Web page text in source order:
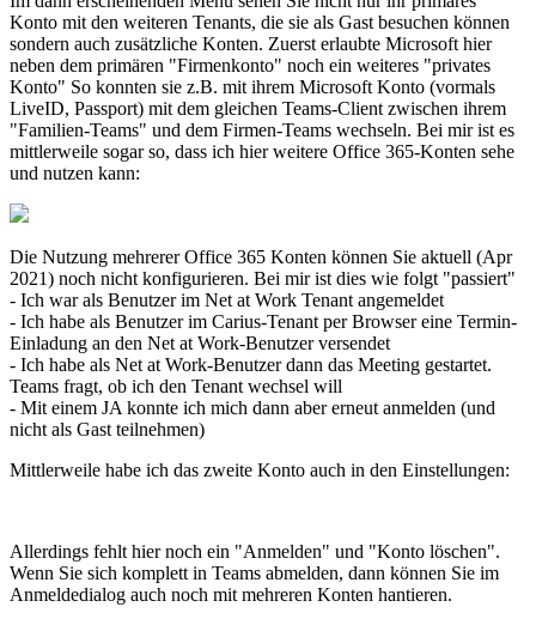
Konto mit den weiteren Tenants, die sie als Gast besuchen können
sondern auch zusätzliche Konten. Zuerst erlaubte Microsoft hier
neben dem primären "Firmenkonto" noch ein weiteres "privates
Konto" So konnten sie z.B. mit ihrem Microsoft Konto (vormals
LiveID, Passport) mit dem gleichen Teams-Client zwischen ihrem
"Familien-Teams" und dem Firmen-Teams wechseln. Bei mir ist es
mittlerweile sogar so, dass ich hier weitere Office 365-Konten sehe
und nutzen kann:
Die Nutzung mehrerer Office 365 Konten können Sie aktuell (Apr
2021) noch nicht konfigurieren. Bei mir ist dies wie folgt "passiert"
- Ich war als Benutzer im Net at Work Tenant angemeldet
- Ich habe als Benutzer im Carius-Tenant per Browser eine Termin-
Einladung an den Net at Work-Benutzer versendet
- Ich habe als Net at Work-Benutzer dann das Meeting gestartet.
Teams fragt, ob ich den Tenant wechsel will
- Mit einem JA konnte ich mich dann aber erneut anmelden (und
nicht als Gast teilnehmen)
Mittlerweile habe ich das zweite Konto auch in den Einstellungen:
Allerdings fehlt hier noch ein "Anmelden" und "Konto löschen".
Wenn Sie sich komplett in Teams abmelden, dann können Sie im
Anmeldedialog auch noch mit mehreren Konten hantieren.